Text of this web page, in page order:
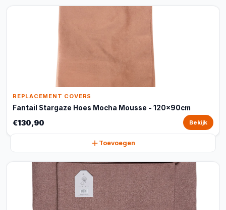
REPLACEMENT COVERS
Fantail Stargaze Hoes Mocha Mousse - 120x90cm
€130,90 Bekijk
Toevoegen